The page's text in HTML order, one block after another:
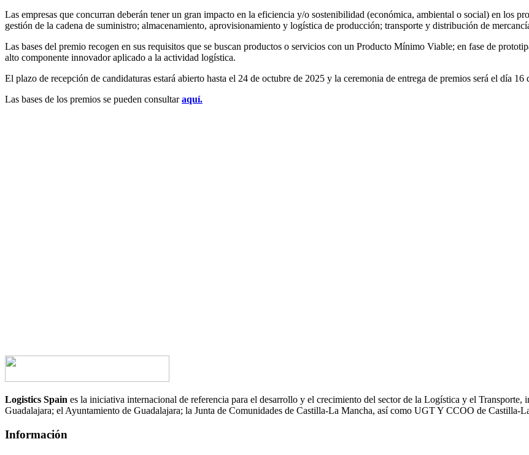
Las empresas que concurran deberán tener un gran impacto en la eficiencia y/o sostenibilidad (económica, ambiental o social) en los
gestión de la cadena de suministro; almacenamiento, aprovisionamiento y logística de producción; transporte y distribución de
Las bases del premio recogen en sus requisitos que se buscan productos o servicios con un Producto Mínimo Viable; en fase de
alto componente innovador aplicado a la actividad logística.
El plazo de recepción de candidaturas estará abierto hasta el 24 de octubre de 2025 y la ceremonia de entrega de premios será el día 16
Las bases de los premios se pueden consultaraquí.
Logistics Spain es la iniciativa internacional de referencia para el desarrollo y el crecimiento del sector de la Logística y el
Guadalajara; el Ayuntamiento de Guadalajara; la Junta de Comunidades de Castilla-La Mancha, así como UGT Y CCOO de Castilla-
Información